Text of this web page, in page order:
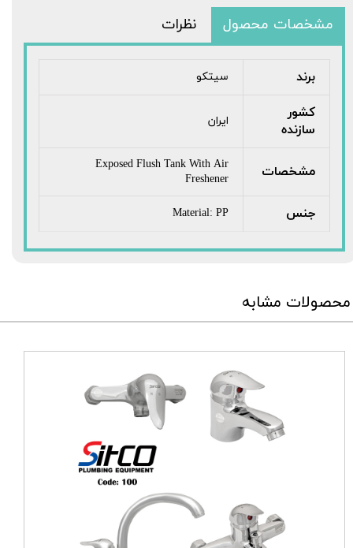
مشخصات محصول نظرات
برند سیتکو
کشور
سازنده
ایران
مشخصات
Exposed Flush Tank With Air
Freshener
جنس Material: PP
محصولات مشابه